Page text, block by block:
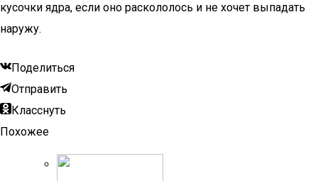
кусочки ядра, если оно раскололось и не хочет выпадать
наружу.
Поделиться
Отправить
Класснуть
Похожее